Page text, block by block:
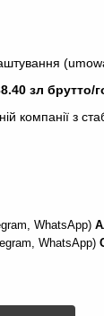
зл брутто/
компанії з
WhatsApp)
WhatsApp)